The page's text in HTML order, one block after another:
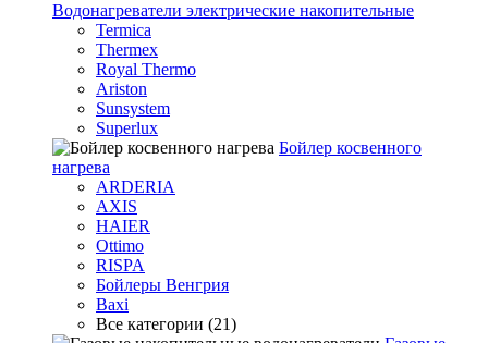
Водонагреватели электрические накопительные
Termica
Thermex
Royal Thermo
Ariston
Sunsystem
Superlux
Бойлер косвенного
нагрева
ARDERIA
AXIS
HAIER
Ottimo
RISPA
Бойлеры Венгрия
Baxi
Все категории (21)